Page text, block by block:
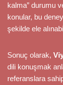
kalma” durumu
konular, bu
şekilde ele
Sonuç olarak,
dili konuşmak
referanslara